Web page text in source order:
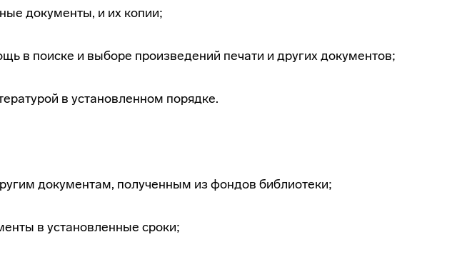
документы, и их копии;
в поиске и выборе произведений печати и других документов;
в установленном порядке.
документам, полученным из фондов библиотеки;
в установленные сроки;